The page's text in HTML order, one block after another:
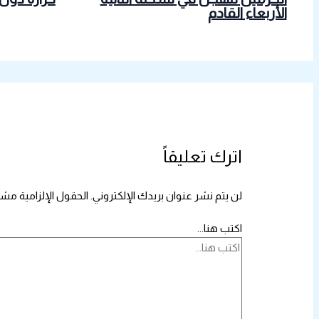
الأربعاء القادم
اترك تعليقاً
لن يتم نشر عنوان بريدك الإلكتروني. الحقول الإلزامية
اكتب هنا...